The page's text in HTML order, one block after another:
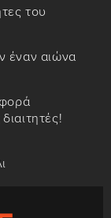
του
έναν αιώνα